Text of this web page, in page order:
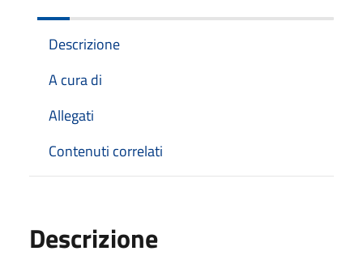
Descrizione
A cura di
Allegati
Contenuti correlati
Descrizione